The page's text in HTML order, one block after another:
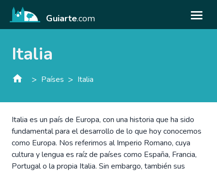
Guiarte.com
Italia
> Países > Italia
Italia es un país de Europa, con una historia que ha sido
fundamental para el desarrollo de lo que hoy conocemos
como Europa. Nos referimos al Imperio Romano, cuya
cultura y lengua es raíz de países como España, Francia,
Portugal o la propia Italia. Sin embargo, también sus